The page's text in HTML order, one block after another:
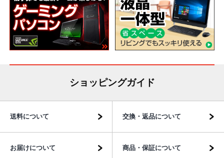
ショッピングガイド
送料について 交換・返品について
お届けについて 商品・保証について